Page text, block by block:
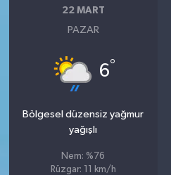
22 MART
PAZAR
6°
Bölgesel düzensiz yağmur
yağışlı
Nem: %76
Rüzgar: 11 km/h